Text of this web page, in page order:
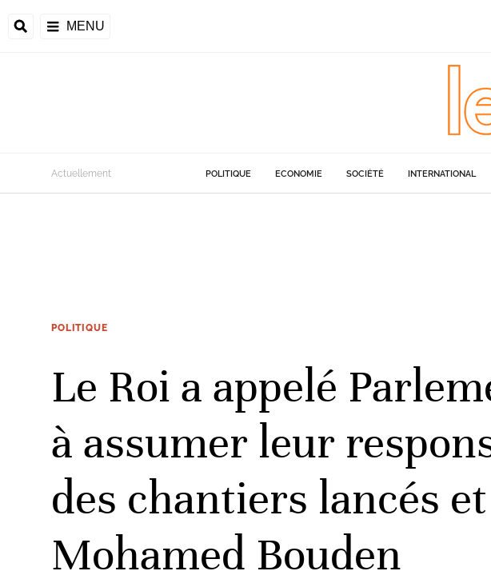
MENU
Actuellement POLITIQUE ECONOMIE SOCIÉTÉ INTERNATIONAL
POLITIQUE
Le Roi a appelé
à assumer leur
des chantiers lancés
Mohamed Bouden